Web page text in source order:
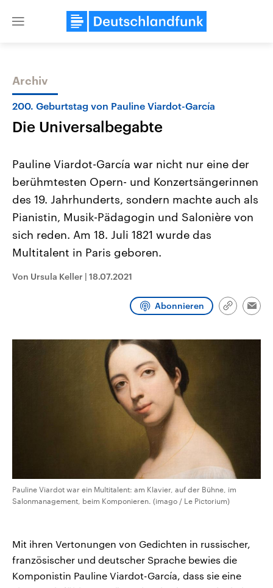
Close
Themen
Landtagswahl Sachsen-Anhalt
2026
Alle Informationen
Sachsen-Anhalt wählt am 6.
September 2026 einen neuen
Landtag. Seit 2021 wird das
Bundesland von einer Koalition aus
CDU, SPD und FDP regiert.-
Wahlprogramme, aktuelle Berichte
und Hintergründe zu den Parteien
USA
Aktuelle Beiträge,
Hintergründe
Wirtschaftlich und
Programm Podcasts
Audio-Archiv
Archiv
200. Geburtstag von Pauline Viardot-García
Die Universalbegabte
Pauline Viardot-García war nicht nur eine der
berühmtesten Opern- und Konzertsängerinnen
des 19. Jahrhunderts, sondern machte auch als
Pianistin, Musik-Pädagogin und Salonière von
sich reden. Am 18. Juli 1821 wurde das
Multitalent in Paris geboren.
Von Ursula Keller | 18.07.2021
Abonnieren
Link
Pauline Viardot war ein Multitalent: am Klavier, auf der Bühne, im
Salonmanagement, beim Komponieren. (imago / Le Pictorium)
Mit ihren Vertonungen von Gedichten in russischer,
französischer und deutscher Sprache bewies die
Komponistin Pauline Viardot-García, dass sie eine